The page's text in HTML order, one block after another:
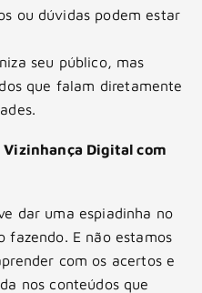
ou dúvidas podem estar
seu público, mas
que falam diretamente
Digital com
dar uma espiadinha no
fazendo. E não estamos
com os acertos e
nos conteúdos que